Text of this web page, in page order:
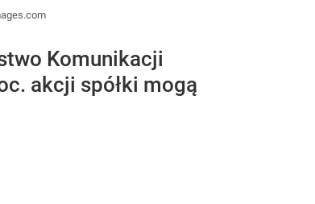
Komunikacji
akcji spółki mogą